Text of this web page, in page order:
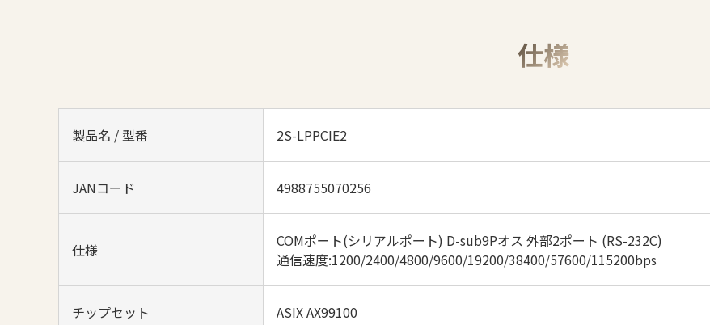
仕様
製品名 / 型番 2S-LPPCIE2
JANコード 4988755070256
仕様
COMポート(シリアルポート) D-sub9Pオス 外部2ポート (RS-232C)
通信速度:1200/2400/4800/9600/19200/38400/57600/115200bps
チップセット ASIX AX99100